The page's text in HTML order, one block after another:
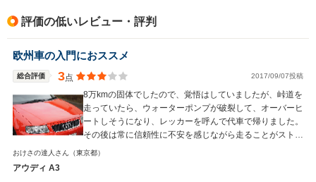
評価の低いレビュー・評判
欧州車の入門におススメ
総合評価 3点 2017/09/07投稿
8万kmの固体でしたので、覚悟はしていましたが、峠道を
走っていたら、ウォーターポンプが破裂して、オーバーヒ
ートしそうになり、レッカーを呼んで代車で帰りました。
その後は常に信頼性に不安を感じながら走ることがストレ
スとなり、乗換えを決意しました。 きちんと整備した上
おけさの達人さん （東京都）
アウディ A3